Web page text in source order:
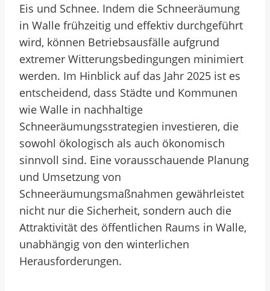
Eis und Schnee. Indem die Schneeräumung
in Walle frühzeitig und effektiv durchgeführt
wird, können Betriebsausfälle aufgrund
extremer Witterungsbedingungen minimiert
werden. Im Hinblick auf das Jahr 2025 ist es
entscheidend, dass Städte und Kommunen
wie Walle in nachhaltige
Schneeräumungsstrategien investieren, die
sowohl ökologisch als auch ökonomisch
sinnvoll sind. Eine vorausschauende Planung
und Umsetzung von
Schneeräumungsmaßnahmen gewährleistet
nicht nur die Sicherheit, sondern auch die
Attraktivität des öffentlichen Raums in Walle,
unabhängig von den winterlichen
Herausforderungen.